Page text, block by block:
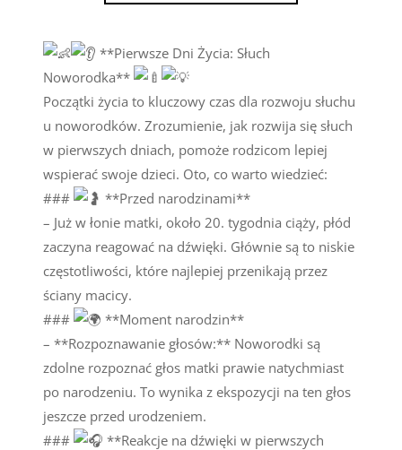
**Pierwsze Dni Życia: Słuch
Noworodka**
Początki życia to kluczowy czas dla rozwoju słuchu
u noworodków. Zrozumienie, jak rozwija się słuch
w pierwszych dniach, pomoże rodzicom lepiej
wspierać swoje dzieci. Oto, co warto wiedzieć:
###
**Przed narodzinami**
– Już w łonie matki, około 20. tygodnia ciąży, płód
zaczyna reagować na dźwięki. Głównie są to niskie
częstotliwości, które najlepiej przenikają przez
ściany macicy.
###
**Moment narodzin**
– **Rozpoznawanie głosów:** Noworodki są
zdolne rozpoznać głos matki prawie natychmiast
po narodzeniu. To wynika z ekspozycji na ten głos
jeszcze przed urodzeniem.
###
**Reakcje na dźwięki w pierwszych